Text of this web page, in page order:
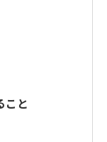
こと